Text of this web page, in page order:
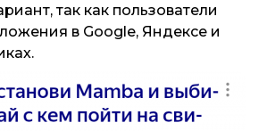
так как пользователи
в Google, Яндексе и